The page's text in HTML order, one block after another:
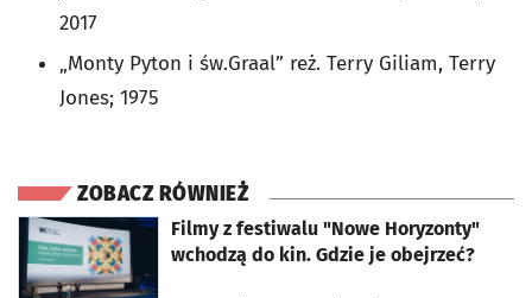
2017
„Monty Pyton i św.Graal” reż. Terry Giliam, Terry
Jones; 1975
ZOBACZ RÓWNIEŻ
Filmy z festiwalu "Nowe Horyzonty"
wchodzą do kin. Gdzie je obejrzeć?
otworzy się w nowej karcie